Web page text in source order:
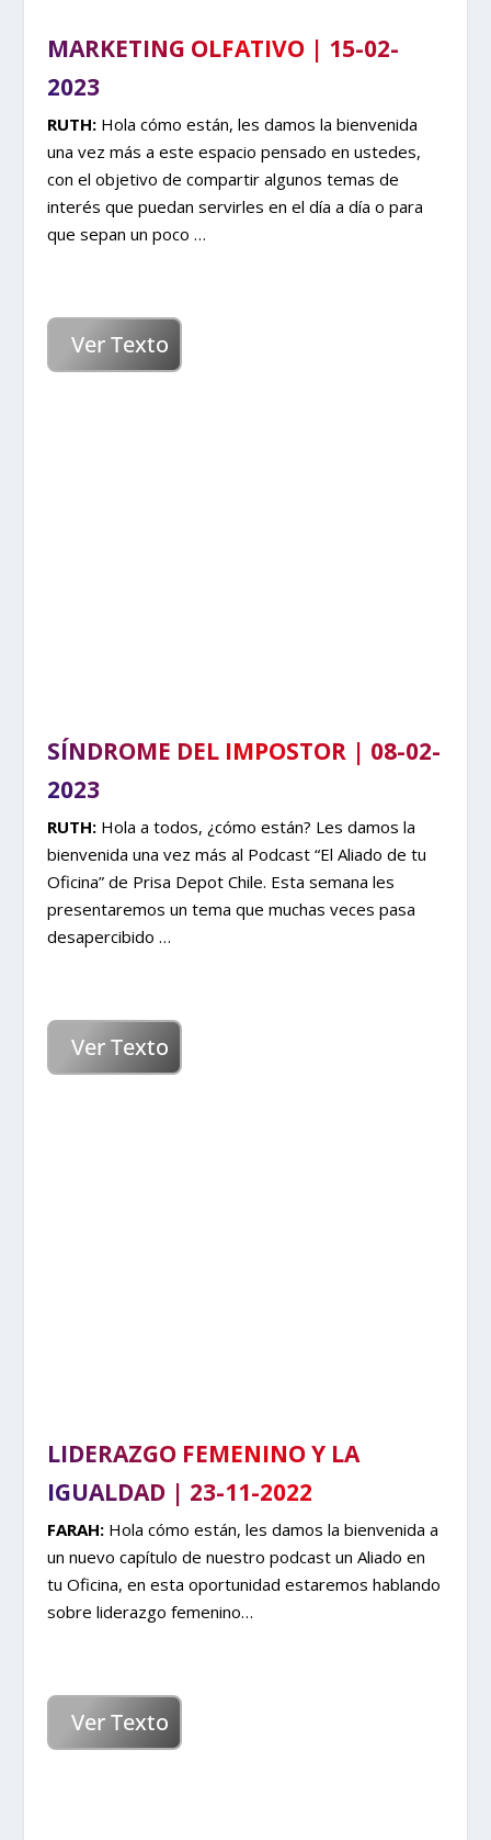
MARKETING OLFATIVO | 15-02-
2023
RUTH:Hola cómo están, les damos la bienvenida
una vez más a este espacio pensado en ustedes,
con el objetivo de compartir algunos temas de
interés que puedan servirles en el día a día o para
que sepan un poco …
Ver Texto
SÍNDROME DEL IMPOSTOR | 08-02-
2023
RUTH:Hola a todos, ¿cómo están? Les damos la
bienvenida una vez más al Podcast “El Aliado de tu
Oficina” de Prisa Depot Chile. Esta semana les
presentaremos un tema que muchas veces pasa
desapercibido …
Ver Texto
LIDERAZGO FEMENINO Y LA
IGUALDAD | 23-11-2022
FARAH:Hola cómo están, les damos la bienvenida a
un nuevo capítulo de nuestro podcast un Aliado en
tu Oficina, en esta oportunidad estaremos hablando
sobre liderazgo femenino…
Ver Texto